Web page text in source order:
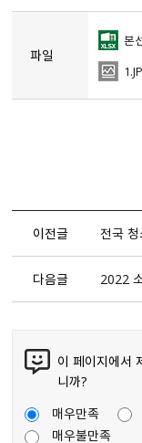
파일
본
이전글 전국 청
다음글 2022
이 페이지에서
니까?
매우만족
매우불만족